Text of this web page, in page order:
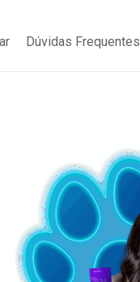
Dúvidas Frequentes